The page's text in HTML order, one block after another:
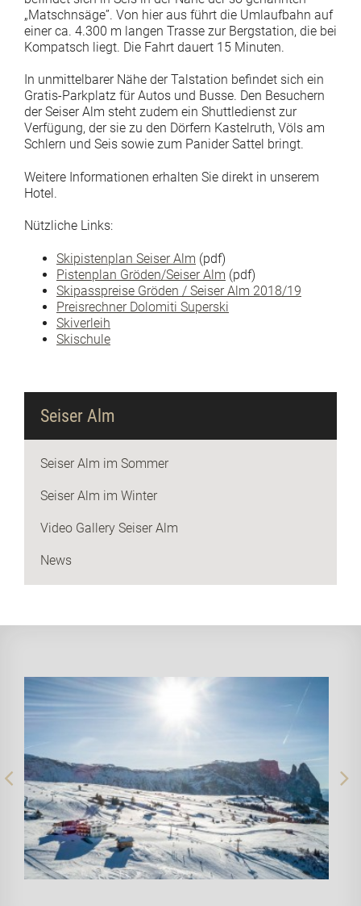
„Matschnsäge”. Von hier aus führt die Umlaufbahn auf
einer ca. 4.300 m langen Trasse zur Bergstation, die bei
Kompatsch liegt. Die Fahrt dauert 15 Minuten.
In unmittelbarer Nähe der Talstation befindet sich ein
Gratis-Parkplatz für Autos und Busse. Den Besuchern
der Seiser Alm steht zudem ein Shuttledienst zur
Verfügung, der sie zu den Dörfern Kastelruth, Völs am
Schlern und Seis sowie zum Panider Sattel bringt.
Weitere Informationen erhalten Sie direkt in unserem
Hotel.
Nützliche Links:
Skipistenplan Seiser Alm (pdf)
Pistenplan Gröden/Seiser Alm (pdf)
Skipasspreise Gröden / Seiser Alm 2018/19
Preisrechner Dolomiti Superski
Skiverleih
Skischule
Seiser Alm
Seiser Alm im Sommer
Seiser Alm im Winter
Video Gallery Seiser Alm
News